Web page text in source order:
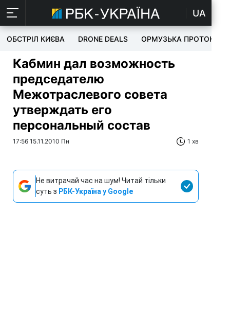
UA
ОБСТРІЛ КИЄВА DRONE DEALS ОРМУЗЬКА ПРОТОКА
Кабмин дал возможность
председателю
Межотраслевого совета
утверждать его
персональный состав
17:56 15.11.2010 Пн 1 хв
Не витрачай час на шум! Читай тільки
суть з РБК-Україна у Google